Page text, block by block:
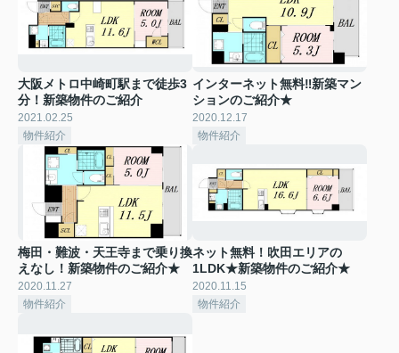
大阪メトロ中崎町駅まで徒歩3
分！新築物件のご紹介
2021.02.25
物件紹介
インターネット無料‼新築マン
ションのご紹介★
2020.12.17
物件紹介
梅田・難波・天王寺まで乗り換
えなし！新築物件のご紹介★
2020.11.27
物件紹介
ネット無料！吹田エリアの
1LDK★新築物件のご紹介★
2020.11.15
物件紹介